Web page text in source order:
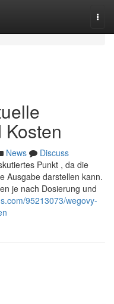
News
Discuss
Punkt , da die
Ausgabe darstellen kann.
je nach Dosierung und
95213073/wegovy-